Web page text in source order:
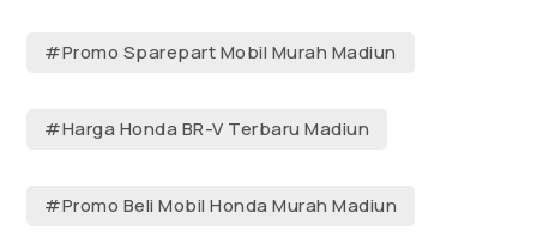
#Promo Sparepart Mobil Murah Madiun
#Harga Honda BR-V Terbaru Madiun
#Promo Beli Mobil Honda Murah Madiun